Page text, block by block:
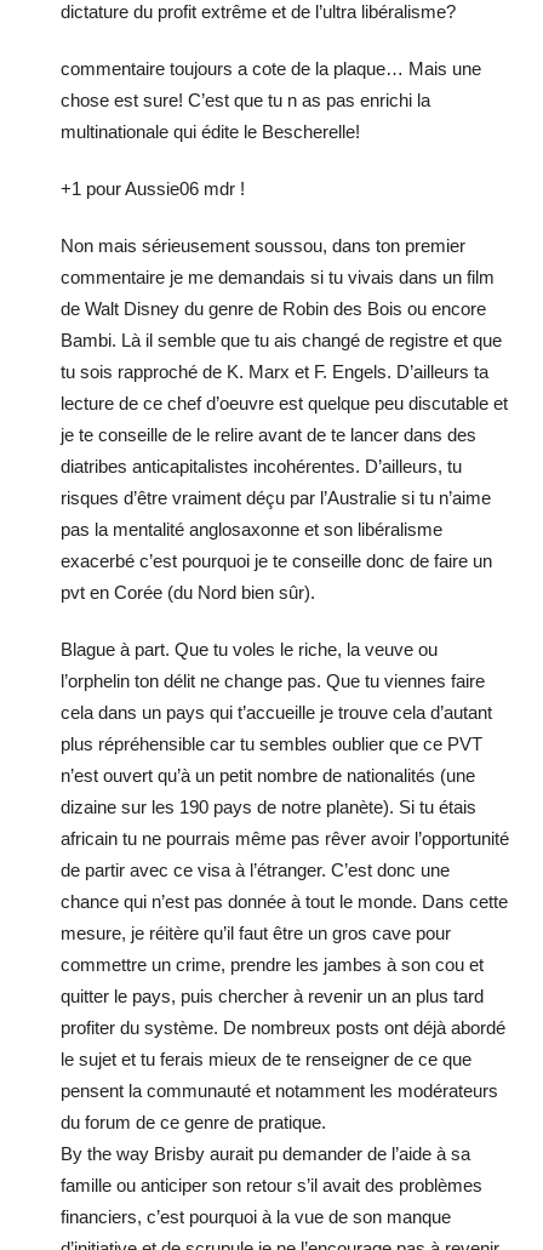
dictature du profit extrême et de l’ultra libéralisme?
commentaire toujours a cote de la plaque… Mais une
chose est sure! C’est que tu n as pas enrichi la
multinationale qui édite le Bescherelle!
+1 pour Aussie06 mdr !
Non mais sérieusement soussou, dans ton premier
commentaire je me demandais si tu vivais dans un film
de Walt Disney du genre de Robin des Bois ou encore
Bambi. Là il semble que tu ais changé de registre et que
tu sois rapproché de K. Marx et F. Engels. D’ailleurs ta
lecture de ce chef d’oeuvre est quelque peu discutable et
je te conseille de le relire avant de te lancer dans des
diatribes anticapitalistes incohérentes. D’ailleurs, tu
risques d’être vraiment déçu par l’Australie si tu n’aime
pas la mentalité anglosaxonne et son libéralisme
exacerbé c’est pourquoi je te conseille donc de faire un
pvt en Corée (du Nord bien sûr).
Blague à part. Que tu voles le riche, la veuve ou
l’orphelin ton délit ne change pas. Que tu viennes faire
cela dans un pays qui t’accueille je trouve cela d’autant
plus répréhensible car tu sembles oublier que ce PVT
n’est ouvert qu’à un petit nombre de nationalités (une
dizaine sur les 190 pays de notre planète). Si tu étais
africain tu ne pourrais même pas rêver avoir l’opportunité
de partir avec ce visa à l’étranger. C’est donc une
chance qui n’est pas donnée à tout le monde. Dans cette
mesure, je réitère qu’il faut être un gros cave pour
commettre un crime, prendre les jambes à son cou et
quitter le pays, puis chercher à revenir un an plus tard
profiter du système. De nombreux posts ont déjà abordé
le sujet et tu ferais mieux de te renseigner de ce que
pensent la communauté et notamment les modérateurs
du forum de ce genre de pratique.
By the way Brisby aurait pu demander de l’aide à sa
famille ou anticiper son retour s’il avait des problèmes
financiers, c’est pourquoi à la vue de son manque